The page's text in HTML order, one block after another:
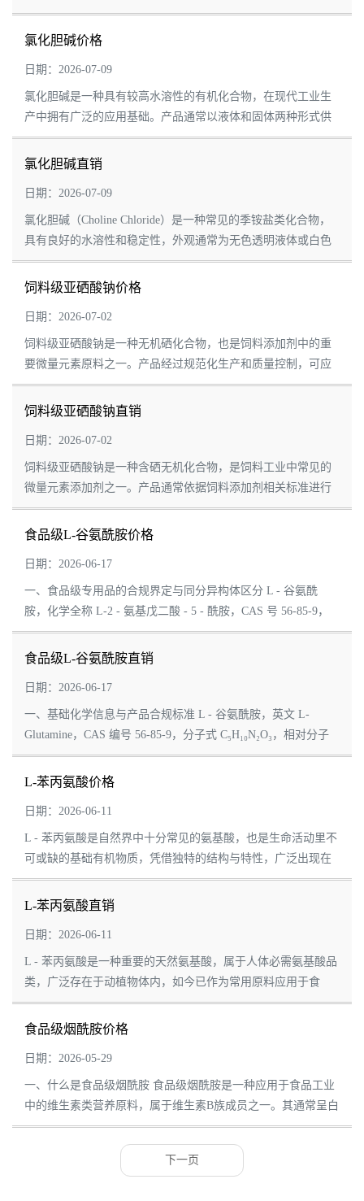
酸凭借稳定的化学性质、良好的水溶性和较高的应用适应性，
被广泛用于多种食品加工体系。 食品级牛...
氯化胆碱价格
日期：2026-07-09
氯化胆碱是一种具有较高水溶性的有机化合物，在现代工业生
产中拥有广泛的应用基础。产品通常以液体和固体两种形式供
应，其中固体产品多采用吸附载体制备，具有流动性较好、便
于计量和运输等特点，可满足不同生产工艺...
氯化胆碱直销
日期：2026-07-09
氯化胆碱（Choline Chloride）是一种常见的季铵盐类化合物，
具有良好的水溶性和稳定性，外观通常为无色透明液体或白色
结晶、粉末状产品。根据不同的生产工艺和应用需求，市场上
常见有液体型和固体型两大类产品，其中...
饲料级亚硒酸钠价格
日期：2026-07-02
饲料级亚硒酸钠是一种无机硒化合物，也是饲料添加剂中的重
要微量元素原料之一。产品经过规范化生产和质量控制，可应
用于配合饲料、预混合饲料及浓缩饲料等产品的生产，为动物
营养配方提供硒元素来源。 随着饲料工业...
饲料级亚硒酸钠直销
日期：2026-07-02
饲料级亚硒酸钠是一种含硒无机化合物，是饲料工业中常见的
微量元素添加剂之一。产品通常依据饲料添加剂相关标准进行
生产和质量控制，可作为配合饲料、浓缩饲料及预混合饲料中
的硒元素来源，广泛应用于畜禽养殖、水产...
食品级L-谷氨酰胺价格
日期：2026-06-17
一、食品级专用品的合规界定与同分异构体区分 L - 谷氨酰
胺，化学全称 L-2 - 氨基戊二酸 - 5 - 酰胺，CAS 号 56-85-9，
作为纳入国标管理的食品原料，和饲料级、实验室试剂级存在
明确的品质分界线。食品级产品严格遵...
食品级L-谷氨酰胺直销
日期：2026-06-17
一、基础化学信息与产品合规标准 L - 谷氨酰胺，英文 L-
Glutamine，CAS 编号 56-85-9，分子式 C₅H₁₀N₂O₃，相对分子
质量 146.14，属于天然编码氨基酸，是 L - 谷氨酸的酰胺衍生
物，归类食品专用营养强化原料。 国内...
L-苯丙氨酸价格
日期：2026-06-11
L - 苯丙氨酸是自然界中十分常见的氨基酸，也是生命活动里不
可或缺的基础有机物质，凭借独特的结构与特性，广泛出现在
天然食材、食品加工、生物研究等诸多领域。下文从基础属
性、天然来源、制备方式以及实际应用几个...
L-苯丙氨酸直销
日期：2026-06-11
L - 苯丙氨酸是一种重要的天然氨基酸，属于人体必需氨基酸品
类，广泛存在于动植物体内，如今已作为常用原料应用于食
品、饲料、日化及精细化工等多个领域。凭借稳定的理化特性
与优良的加工适配性，成为工业生产与配方...
食品级烟酰胺价格
日期：2026-05-29
一、什么是食品级烟酰胺 食品级烟酰胺是一种应用于食品工业
中的维生素类营养原料，属于维生素B族成员之一。其通常呈白
色结晶或粉末状，具有较好的水溶性和加工稳定性，在营养强
化食品及功能型配方中具有广泛应用。 ...
下一页